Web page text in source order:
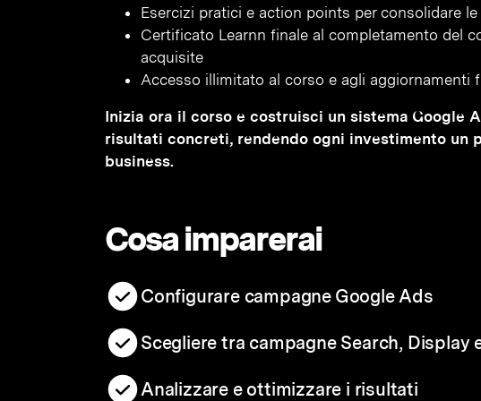
Esercizi pratici e action points per consolidare
Certificato Learnn finale al completamento del
acquisite
Accesso illimitato al corso e agli aggiornamenti
Inizia ora il corso e costruisci un sistema Google
risultati concreti, rendendo ogni investimento un
business.
Cosa imparerai
Configurare campagne Google Ads
Scegliere tra campagne Search, Display
Analizzare e ottimizzare i risultati